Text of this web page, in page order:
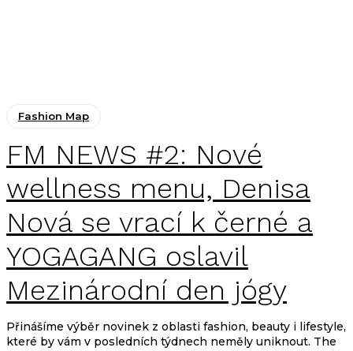
Fashion Map
FM NEWS #2: Nové
wellness menu, Denisa
Nová se vrací k černé a
YOGAGANG oslavil
Mezinárodní den jógy
Přinášíme výběr novinek z oblasti fashion, beauty i lifestyle,
které by vám v posledních týdnech neměly uniknout. The